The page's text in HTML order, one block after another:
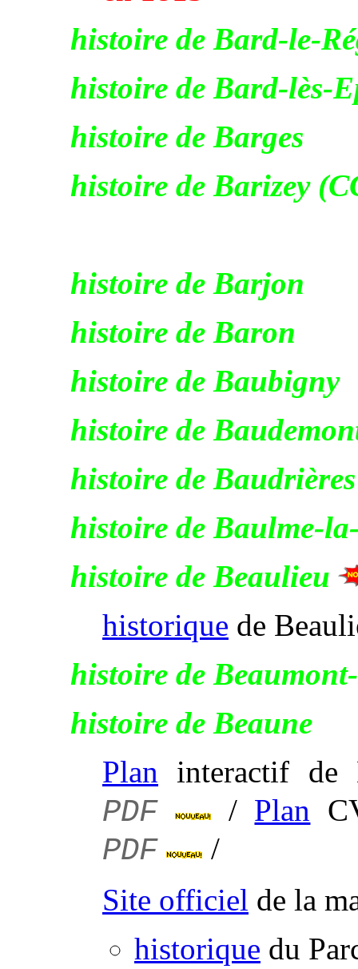
histoire de Bard-le-
histoire de Bard-lès-
histoire de Barges
histoire de Barizey
histoire de Barjon
histoire de Baron
histoire de Baubigny
histoire de
histoire de Baudrières
histoire de Baulme-
histoire de Beaulieu
historique de
histoire de
histoire de Beaune
Plan interactif
PDF / Plan
PDF
/
Site officiel de la
historique du